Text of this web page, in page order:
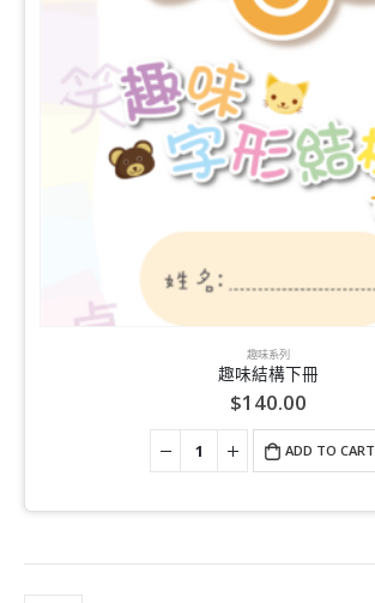
趣味系列
趣味結構下冊
$140.00
ADD TO CART